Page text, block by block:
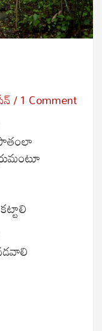
1 Comment